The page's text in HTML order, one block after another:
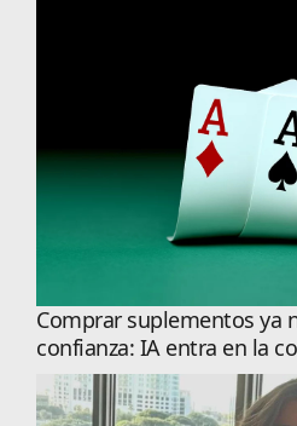
Comprar suplementos ya
confianza: IA entra en la